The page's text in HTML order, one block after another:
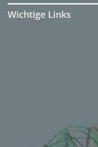
Wichtige Links